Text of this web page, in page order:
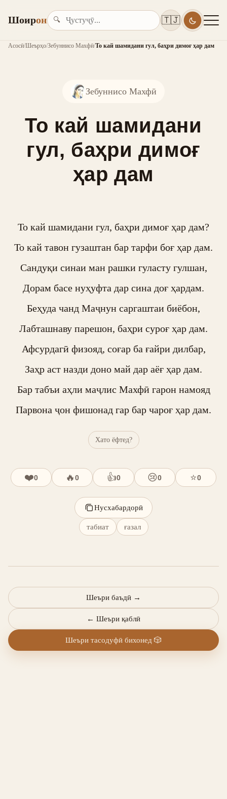
Шоирон 🔍 🇹🇯
Асосӣ/Шеърҳо/Зебуннисо Махфӣ/То кай шамидани гул, баҳри димоғ ҳар дам
Зебуннисо Махфӣ
То кай шамидани
гул, баҳри димоғ
ҳар дам
То кай шамидани гул, баҳри димоғ ҳар дам?
То кай тавон гузаштан бар тарфи боғ ҳар дам.
Сандуқи синаи ман рашки гуласту гулшан,
Дорам басе нуҳуфта дар сина доғ ҳардам.
Беҳуда чанд Маҷнун саргаштаи биёбон,
Лабташнаву парешон, баҳри суроғ ҳар дам.
Афсурдагӣ физояд, соғар ба ғайри дилбар,
Заҳр аст назди доно май дар аёғ ҳар дам.
Бар табъи аҳли маҷлис Махфӣ гарон намояд
Парвона ҷон фишонад гар бар чароғ ҳар дам.
Хато ёфтед?
❤️0 🔥0 👍0 😢0 ⭐0
Нусхабардорӣ
табиат ғазал
← Шеъри қаблӣ
Шеъри баъдӣ →
Шеъри тасодуфӣ бихонед 🎲